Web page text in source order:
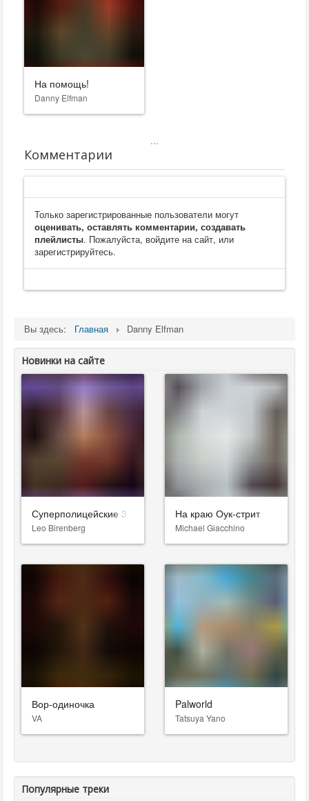
На помощь!
Danny Elfman
...
Комментарии
Только зарегистрированные пользователи могут
оценивать, оставлять комментарии, создавать
плейлисты. Пожалуйста, войдите на сайт, или
зарегистрируйтесь.
Вы здесь: Главная Danny Elfman
Новинки на сайте
Суперполицейские 3
Leo Birenberg
На краю Оук-стрит
Michael Giacchino
Вор-одиночка
VA
Palworld
Tatsuya Yano
Популярные треки